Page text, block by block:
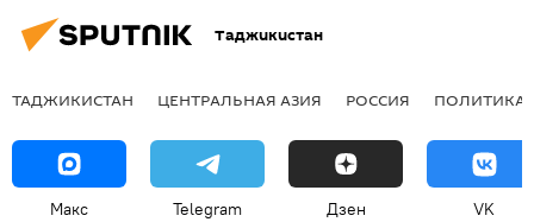
Таджикистан
ТАДЖИКИСТАН ЦЕНТРАЛЬНАЯ АЗИЯ РОССИЯ ПОЛИТИКА
Макс Telegram Дзен VK